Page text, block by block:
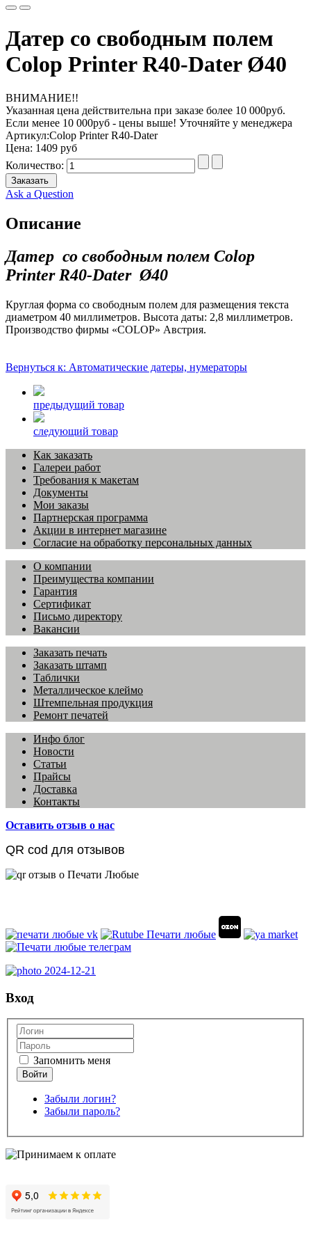
Датер со свободным полем
Colop Printer R40-Dater Ø40
ВНИМАНИЕ!!
Указанная цена действительна при заказе более 10 000руб.
Если менее 10 000руб - цены выше! Уточняйте у менеджера
Артикул:Colop Printer R40-Dater
Цена: 1409 руб
Количество:
Заказать
Ask a Question
Описание
Датер со свободным полем Colop
Printer R40-Dater Ø40
Круглая форма со свободным полем для размещения текста
диаметром 40 миллиметров. Высота даты: 2,8 миллиметров.
Производство фирмы «COLOP» Австрия.
Вернуться к: Автоматические датеры, нумераторы
предыдущий товар
следующий товар
Как заказать
Галереи работ
Требования к макетам
Документы
Мои заказы
Партнерская программа
Акции в интернет магазине
Согласие на обработку персональных данных
О компании
Преимущества компании
Гарантия
Сертификат
Письмо директору
Вакансии
Заказать печать
Заказать штамп
Таблички
Металлическое клеймо
Штемпельная продукция
Ремонт печатей
Инфо блог
Новости
Статьи
Прайсы
Доставка
Контакты
Оставить отзыв о нас
QR cod для отзывов
Вход
Запомнить меня
Забыли логин?
Забыли пароль?